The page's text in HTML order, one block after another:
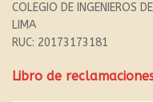
COLEGIO DE INGENIEROS
LIMA
RUC: 20173173181
Libro de